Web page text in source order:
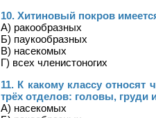
10. Хитиновый покров
А) ракообразных
Б) паукообразных
В) насекомых
Г) всех членистоногих
11. К какому классу относят
трёх отделов: головы, груди
А) насекомых